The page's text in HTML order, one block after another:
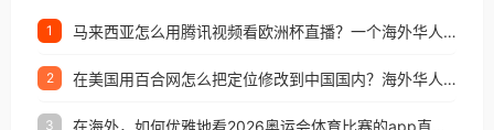
1 马来西亚怎么用腾讯视频看欧洲杯直播？一个海外华人的真实困扰与破解
2 在美国用百合网怎么把定位修改到中国国内？海外华人必备的回国加速指南
3 在海外，如何优雅地看2026奥运会体育比赛的app直播？